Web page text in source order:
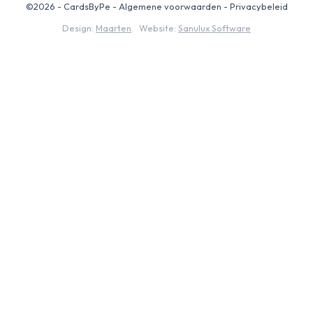
©2026 - CardsByPe - Algemene voorwaarden - Privacybeleid
Design: Maarten Website: Sanulux Software